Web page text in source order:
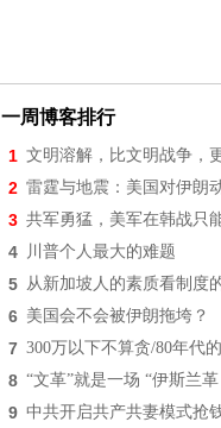
一周博客排行
1 文明溶解，比文明战争，
2 雷霆与地震：美国对伊朗
3 共军勇猛，美军在韩战只
4 川普个人最大的难题
5 从新加坡人的素质看制度
6 美国会不会被伊朗拖垮？
7 300万以下不算贪/80年代
8 “文革”就是一场 “伊斯兰革
9 中共开启共产共妻模式抢